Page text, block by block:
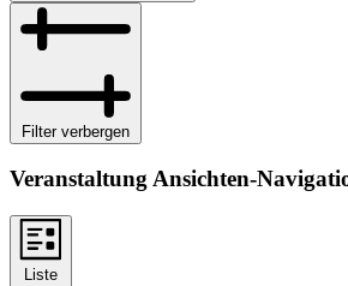
Filter verbergen
Veranstaltung Ansichten-
Liste